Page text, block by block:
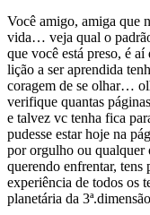
Você amigo, amiga que
vida… veja qual o
que você está preso, é
lição a ser aprendida
coragem de se olhar…
verifique quantas
e talvez vc tenha fica
pudesse estar hoje na
por orgulho ou qualquer
querendo enfrentar,
experiência de todos os
planetária da